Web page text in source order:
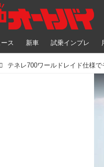
ス 新車 試乗インプレ